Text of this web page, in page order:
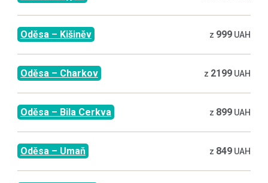
Oděsa – Kišiněv z 999 UAH
Oděsa – Charkov z 2199 UAH
Oděsa – Bila Cerkva z 899 UAH
Oděsa – Umaň z 849 UAH